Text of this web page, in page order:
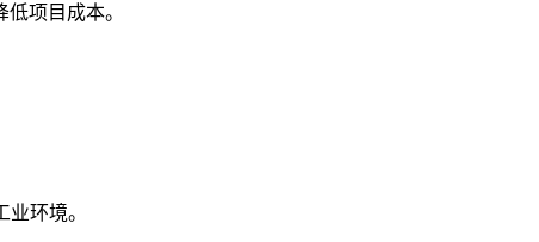
项目成本。
环境。